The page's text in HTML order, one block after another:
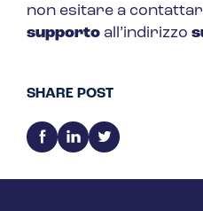
non esitare a
supporto all’indirizzo
SHARE POST